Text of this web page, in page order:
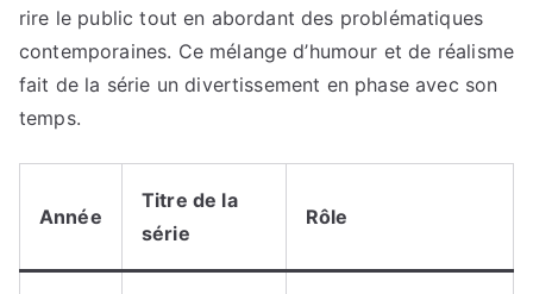
rire le public tout en abordant des problématiques
contemporaines. Ce mélange d’humour et de réalisme
fait de la série un divertissement en phase avec son
temps.
Année
Titre de la
série
Rôle